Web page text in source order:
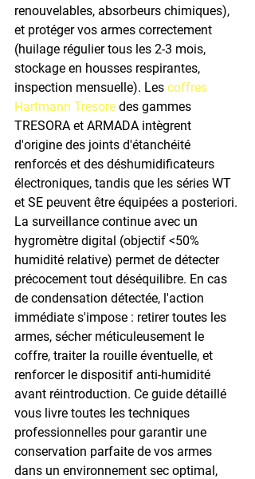
renouvelables, absorbeurs chimiques),
et protéger vos armes correctement
(huilage régulier tous les 2-3 mois,
stockage en housses respirantes,
inspection mensuelle). Les coffres
Hartmann Tresore des gammes
TRESORA et ARMADA intègrent
d'origine des joints d'étanchéité
renforcés et des déshumidificateurs
électroniques, tandis que les séries WT
et SE peuvent être équipées a posteriori.
La surveillance continue avec un
hygromètre digital (objectif <50%
humidité relative) permet de détecter
précocement tout déséquilibre. En cas
de condensation détectée, l'action
immédiate s'impose : retirer toutes les
armes, sécher méticuleusement le
coffre, traiter la rouille éventuelle, et
renforcer le dispositif anti-humidité
avant réintroduction. Ce guide détaillé
vous livre toutes les techniques
professionnelles pour garantir une
conservation parfaite de vos armes
dans un environnement sec optimal,